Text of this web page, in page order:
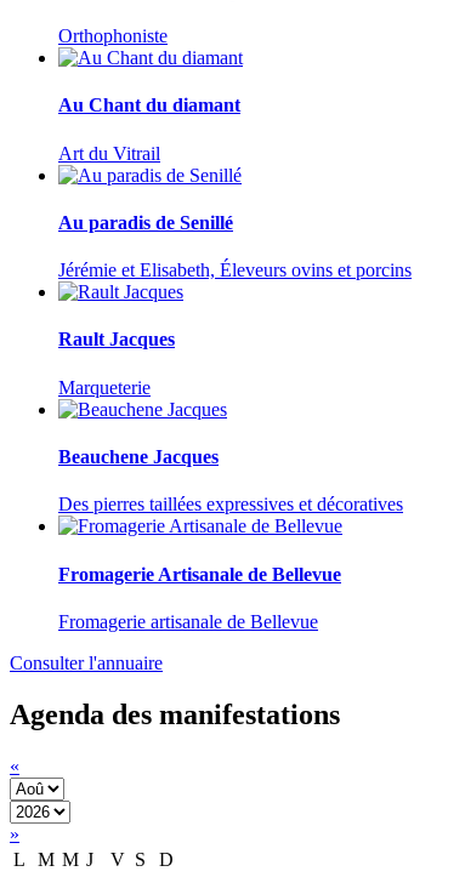
Orthophoniste
Au Chant du diamant
Art du Vitrail
Au paradis de Senillé
Jérémie et Elisabeth, Éleveurs ovins et porcins
Rault Jacques
Marqueterie
Beauchene Jacques
Des pierres taillées expressives et décoratives
Fromagerie Artisanale de Bellevue
Fromagerie artisanale de Bellevue
Consulter l'annuaire
Agenda des manifestations
«
»
L
M M J V S
D